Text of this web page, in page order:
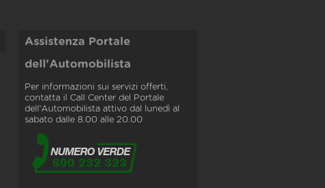
Assistenza Portale
dell'Automobilista
Per informazioni sui servizi offerti,
contatta il Call Center del Portale
dell'Automobilista attivo dal lunedì al
sabato dalle 8.00 alle 20.00